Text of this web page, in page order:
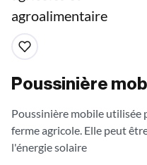
Poussinière
Poussinière mobile utilisée
ferme agricole. Elle peut
l'énergie solaire